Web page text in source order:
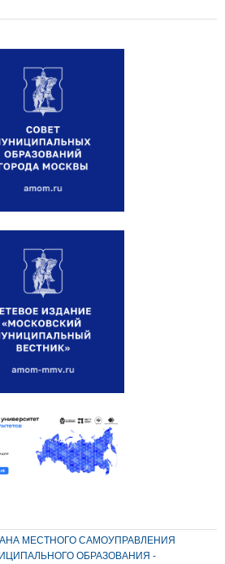
МЕСТНОГО САМОУПРАВЛЕНИЯ
ОБРАЗОВАНИЯ -